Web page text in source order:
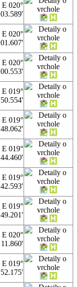
E 020°
03.589'
E 020°
01.607'
E 020°
00.553'
E 019°
50.554'
E 019°
48.062'
E 019°
44.460'
E 019°
42.593'
E 019°
49.201'
E 020°
11.860'
E 019°
52.175'